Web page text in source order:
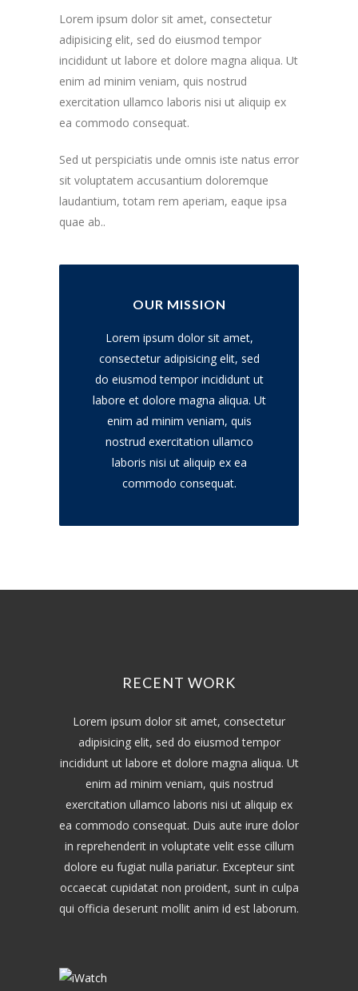
Lorem ipsum dolor sit amet, consectetur
adipisicing elit, sed do eiusmod tempor
incididunt ut labore et dolore magna aliqua. Ut
enim ad minim veniam, quis nostrud
exercitation ullamco laboris nisi ut aliquip ex
ea commodo consequat.
Sed ut perspiciatis unde omnis iste natus error
sit voluptatem accusantium doloremque
laudantium, totam rem aperiam, eaque ipsa
quae ab..
OUR MISSION
Lorem ipsum dolor sit amet,
consectetur adipisicing elit, sed
do eiusmod tempor incididunt ut
labore et dolore magna aliqua. Ut
enim ad minim veniam, quis
nostrud exercitation ullamco
laboris nisi ut aliquip ex ea
commodo consequat.
RECENT WORK
Lorem ipsum dolor sit amet, consectetur
adipisicing elit, sed do eiusmod tempor
incididunt ut labore et dolore magna aliqua. Ut
enim ad minim veniam, quis nostrud
exercitation ullamco laboris nisi ut aliquip ex
ea commodo consequat. Duis aute irure dolor
in reprehenderit in voluptate velit esse cillum
dolore eu fugiat nulla pariatur. Excepteur sint
occaecat cupidatat non proident, sunt in culpa
qui officia deserunt mollit anim id est laborum.